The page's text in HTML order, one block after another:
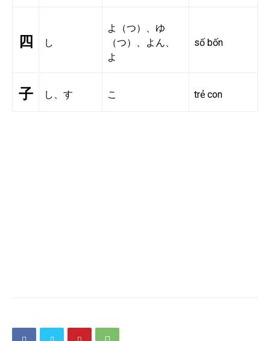
四 し
よ（つ）、ゆ
（つ）、よん、
よ
số bốn
子 し、す こ trẻ con